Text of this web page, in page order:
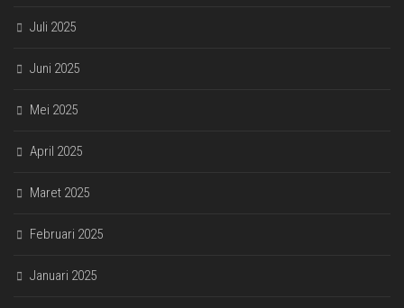
Juli 2025
Juni 2025
Mei 2025
April 2025
Maret 2025
Februari 2025
Januari 2025